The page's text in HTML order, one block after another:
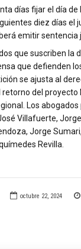
octubre 22, 2024
días fijar el día de
diez días el
emitir sentencia
que suscriben la
que defienden
se ajusta al
del proyecto
Los
Villafuerte,
Jorge
Revilla.